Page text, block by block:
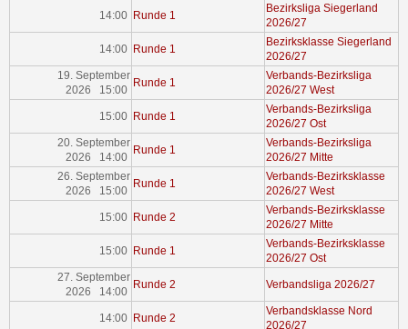
14:00 Runde 1
Bezirksliga Siegerland
2026/27
14:00 Runde 1
Bezirksklasse Siegerland
2026/27
19. September
2026 15:00
Runde 1
Verbands-Bezirksliga
2026/27 West
15:00 Runde 1
Verbands-Bezirksliga
2026/27 Ost
20. September
2026 14:00
Runde 1
Verbands-Bezirksliga
2026/27 Mitte
26. September
2026 15:00
Runde 1
Verbands-Bezirksklasse
2026/27 West
15:00 Runde 2
Verbands-Bezirksklasse
2026/27 Mitte
15:00 Runde 1
Verbands-Bezirksklasse
2026/27 Ost
27. September
2026 14:00
Runde 2 Verbandsliga 2026/27
14:00 Runde 2
Verbandsklasse Nord
2026/27